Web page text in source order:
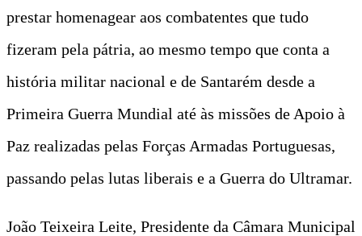
prestar homenagear aos combatentes que tudo
fizeram pela pátria, ao mesmo tempo que conta a
história militar nacional e de Santarém desde a
Primeira Guerra Mundial até às missões de Apoio à
Paz realizadas pelas Forças Armadas Portuguesas,
passando pelas lutas liberais e a Guerra do Ultramar.
João Teixeira Leite, Presidente da Câmara Municipal